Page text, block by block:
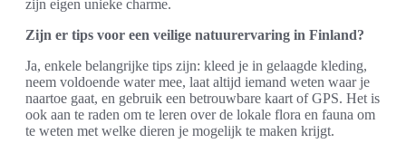
zijn eigen unieke charme.
Zijn er tips voor een veilige natuurervaring in Finland?
Ja, enkele belangrijke tips zijn: kleed je in gelaagde kleding,
neem voldoende water mee, laat altijd iemand weten waar je
naartoe gaat, en gebruik een betrouwbare kaart of GPS. Het is
ook aan te raden om te leren over de lokale flora en fauna om
te weten met welke dieren je mogelijk te maken krijgt.